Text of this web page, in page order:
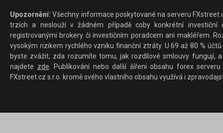
Upozornění: Všechny informace poskytované na serveru
trzích a neslouží v žádném případě coby konkrétní investiční
registrovanými brokery či investičním poradcem ani makléřem.
vysokým rizikem rychlého vzniku finanční ztráty. U 69 až 80 %
byste zvážit, zda rozumíte tomu, jak rozdílové smlouvy fungují,
najdete zde . Publikování nebo další šíření obsahu forex
FXstreet.cz s.r.o. kromě svého vlastního obsahu využívá i